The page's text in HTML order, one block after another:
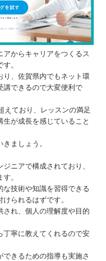
アからキャリアをつくるス
。
り、佐賀県内でもネット環
講できるので大変便利で
えており、レッスンの満足
が成長を感じていること
ましょう。
ニアで構成されており、
。
技術や知識を習得できる
られるはずです。
され、個人の理解度や目的
丁寧に教えてくれるので安
きるための指導も実施さ